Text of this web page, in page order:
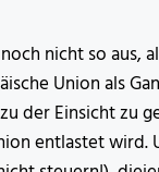
nicht so aus,
Union als
der Einsicht zu
entlastet wird.